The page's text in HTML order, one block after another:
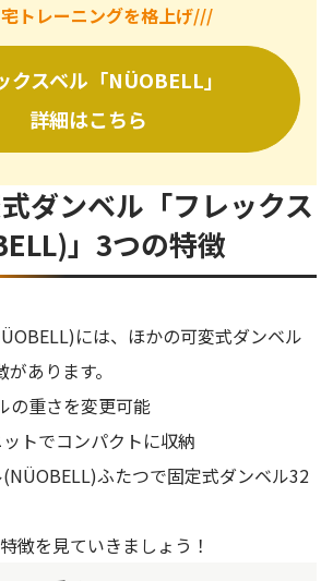
トレーニングを格上げ///
クスベル「NÜOBELL」
詳細はこちら
ダンベル「フレックス
」3つの特徴
には、ほかの可変式ダンベル
あります。
の重さを変更可能
トでコンパクトに収納
ふたつで固定式ダンベル32
徴を見ていきましょう！